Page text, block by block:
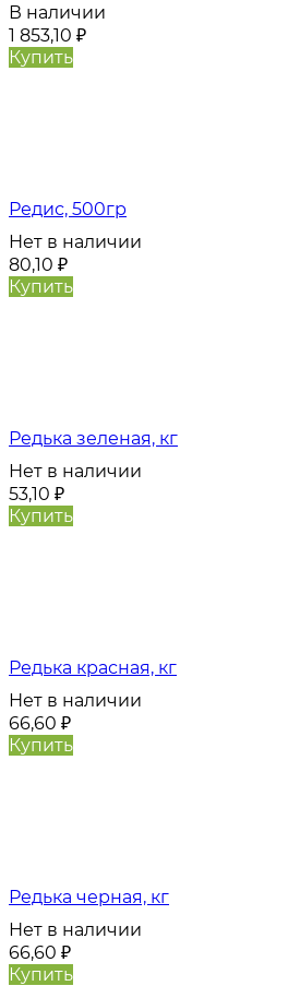
В наличии
1 853,10 ₽
Купить
Редис, 500гр
Нет в наличии
80,10 ₽
Купить
Редька зеленая, кг
Нет в наличии
53,10 ₽
Купить
Редька красная, кг
Нет в наличии
66,60 ₽
Купить
Редька черная, кг
Нет в наличии
66,60 ₽
Купить